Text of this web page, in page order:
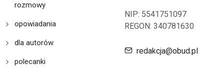
rozmowy
opowiadania
dla autorów
polecanki
NIP: 5541751097
REGON: 340781630
redakcja@obud.pl